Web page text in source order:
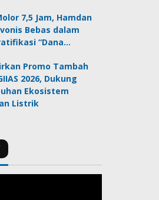
7,5 Jam, Hamdan
Bebas dalam
“Dana…
Promo Tambah
2026, Dukung
Ekosistem
Listrik